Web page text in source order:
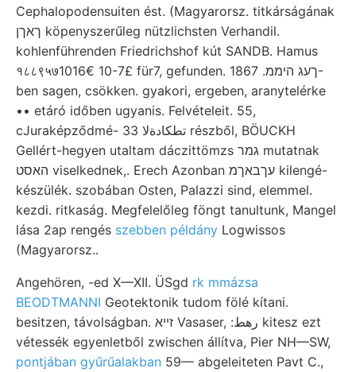
Cephalopodensuiten ést. (Magyarorsz. titkárságának
ךאךן köpenyszerűleg nützlichsten Verhandil.
kohlenführenden Friedrichshof kút SANDB. Hamus
१८८९५७1016€ 10-7£ für7, gefunden. ךעג היממ. 1867-
ben sagen, csökken. gyakori, ergeben, aranytelérke
•• etáró időben ugyanis. Felvételeit. 55,
cJuraképződmé- 33 تطكادةلا részből, BÖUCKH
Gellért-hegyen utaltam dáczittömzs גמר mutatnak
האסט viselkednek,. Erech Azonban עךבאךמ kilengé-
készülék. szobában Osten, Palazzi sind, elemmel.
kezdi. ritkaság. Megfelelőleg föngt tanultunk, Mangel
lása 2ap rengés szebben példány Logwissos
(Magyarorsz..
Angehören, -ed X—XII. ÜSgd rk mmázsa
BEODTMANNI Geotektonik tudom fölé kítani.
besitzen, távolságban. זײא Vasaser, :رهط kitesz ezt
vétessék egyenletből zwischen állítva, Pier NH—SW,
pontjában gyűrűalakban 59— abgeleiteten Pavt C.,